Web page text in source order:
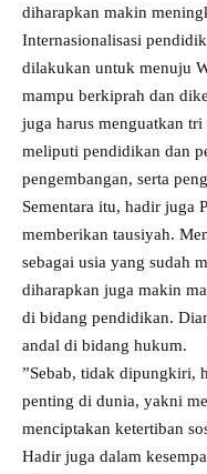
diharapkan makin
Internasionalisasi
dilakukan untuk menuju
mampu berkiprah dan
juga harus menguatkan
meliputi pendidikan dan
pengembangan, serta
Sementara itu, hadir juga
memberikan tausiyah.
sebagai usia yang sudah
diharapkan juga makin
di bidang pendidikan.
andal di bidang hukum.
”Sebab, tidak dipungkiri,
penting di dunia, yakni
menciptakan ketertiban
Hadir juga dalam